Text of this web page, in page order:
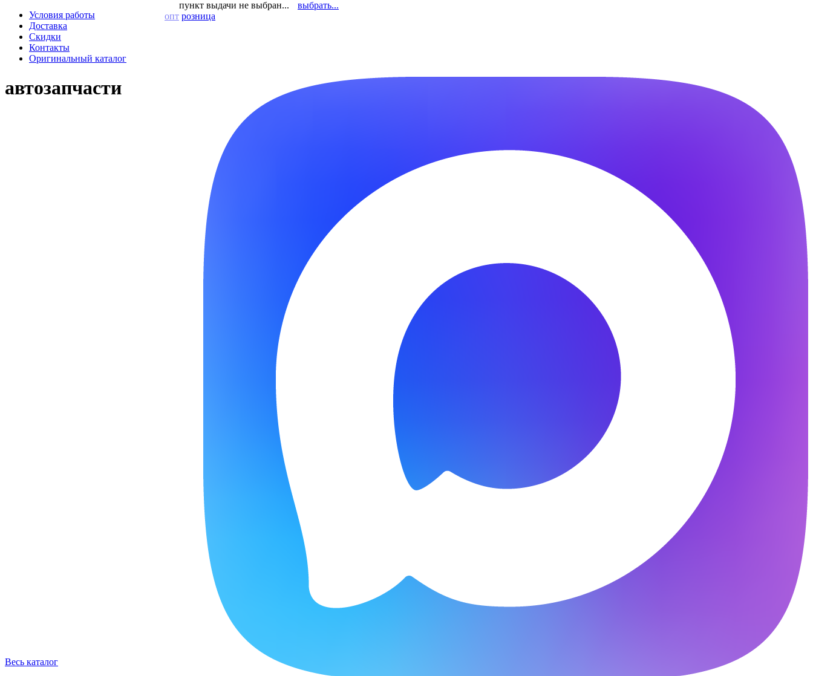
Условия работы
Доставка
Скидки
Контакты
Оригинальный каталог
пункт выдачи не выбран...
выбрать...
опт розница
автозапчасти
Весь каталог